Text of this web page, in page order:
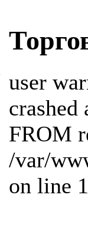
user
FROM
/var/
on line